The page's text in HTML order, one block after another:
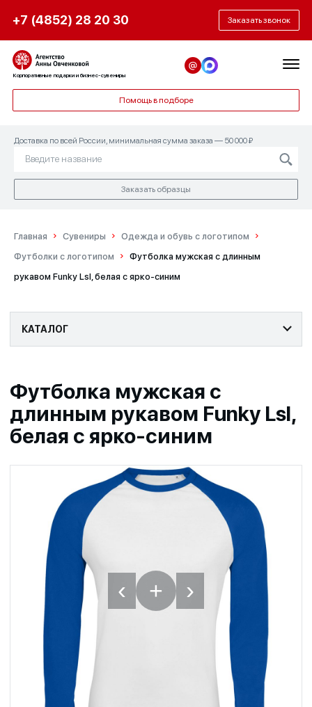
+7 (4852) 28 20 30 Заказать звонок
Корпоративные подарки и бизнес-сувениры
Помощь в подборе
Доставка по всей России, минимальная сумма заказа — 50 000 ₽
Заказать образцы
Главная Сувениры
Одежда и обувь с логотипом
Футболки с логотипом
Футболка мужская с длинным
рукавом Funky Lsl, белая с ярко-синим
КАТАЛОГ
Футболка мужская с
длинным рукавом Funky Lsl,
белая с ярко-синим
‹ + ›